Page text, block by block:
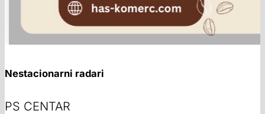
Nestacionarni radari
PS CENTAR